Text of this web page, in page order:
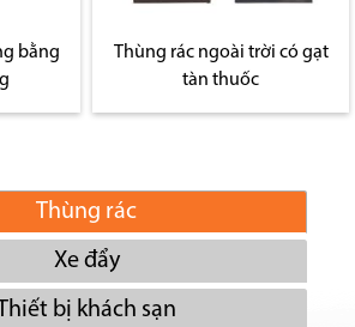
bằng
Thùng rác ngoài trời có gạt
tàn thuốc
Thùng rác
Xe đẩy
bị khách sạn